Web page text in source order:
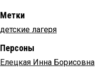
Метки
детские лагеря
Персоны
Елецкая Инна Борисовна